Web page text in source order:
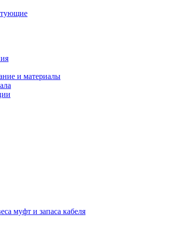
и материалы
муфт и запаса кабеля